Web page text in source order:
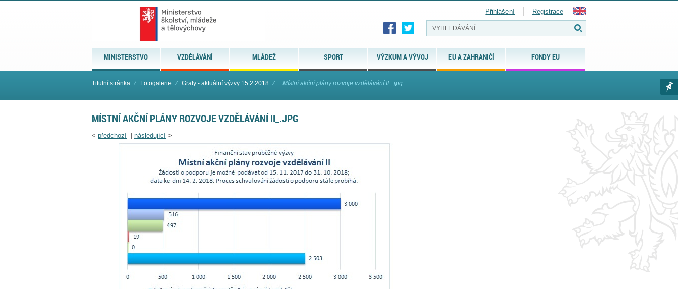
MINISTERSTVO VZDĚLÁVÁNÍ MLÁDEŽ SPORT VÝZKUM A VÝVOJ EU A ZAHRANIČÍ FONDY EU
Přihlášení Registrace
Titulní stránka ⁄ Fotogalerie ⁄ Grafy - aktuální výzvy 15.2.2018 ⁄ Místní akční plány rozvoje vzdělávání II_.jpg
MÍSTNÍ AKČNÍ PLÁNY ROZVOJE VZDĚLÁVÁNÍ II_.JPG
< předchozí následující >